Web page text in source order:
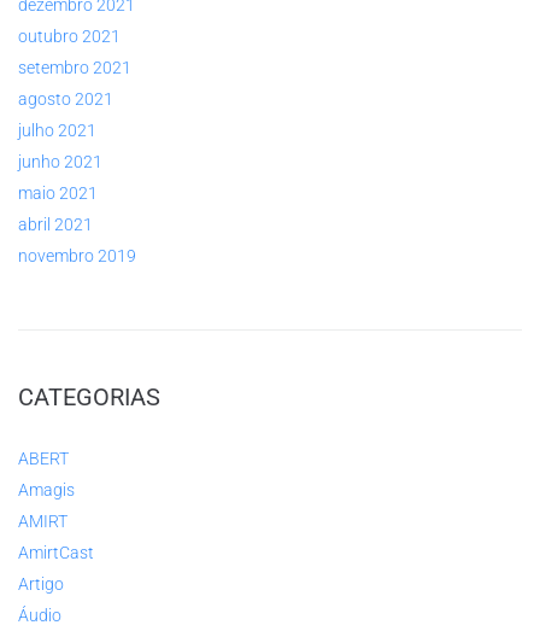
dezembro 2021
outubro 2021
setembro 2021
agosto 2021
julho 2021
junho 2021
maio 2021
abril 2021
novembro 2019
CATEGORIAS
ABERT
Amagis
AMIRT
AmirtCast
Artigo
Áudio